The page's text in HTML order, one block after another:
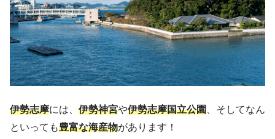
伊勢志摩には、 伊勢神宮や伊勢志摩国立公園 、そしてなん
といっても豊富な海産物があります！